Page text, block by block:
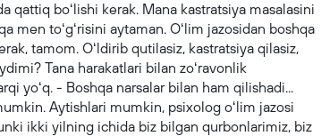
qattiq boʻlishi kerak. Mana kastratsiya masalasini
men toʻgʻrisini aytaman. Oʻlim jazosidan boshqa
tamom. Oʻldirib qutilasiz, kastratsiya qilasiz,
Tana harakatlari bilan zoʻravonlik
yoʻq. - Boshqa narsalar bilan ham qilishadi...
Aytishlari mumkin, psixolog oʻlim jazosi
ikki yilning ichida biz bilgan qurbonlarimiz, biz